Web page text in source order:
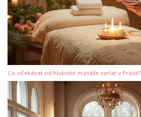
Co očekávat od hluboké masáže varlat v Praze?